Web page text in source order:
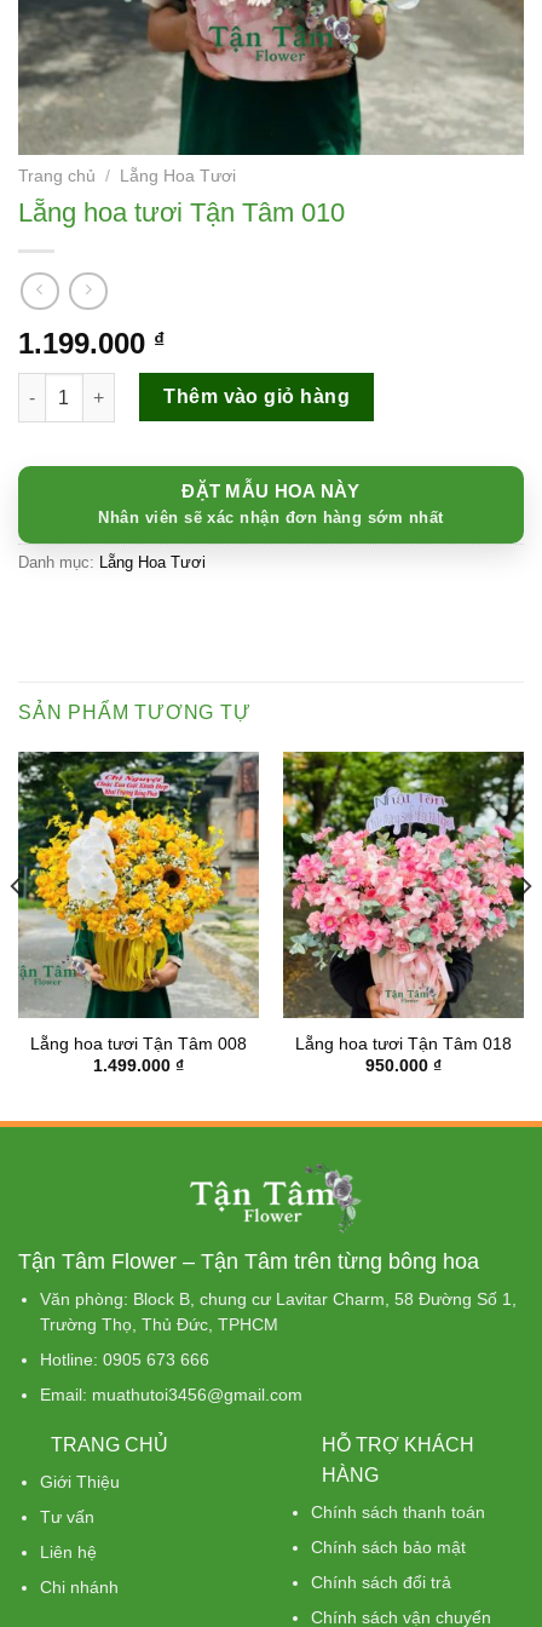
Trang chủ / Lẵng Hoa Tươi
Lẵng hoa tươi Tận Tâm 010
1.199.000 ₫
Lẵng hoa tươi Tận Tâm 010 số lượng
Thêm vào giỏ hàng
ĐẶT MẪU HOA NÀY
Nhân viên sẽ xác nhận đơn hàng sớm nhất
Danh mục: Lẵng Hoa Tươi
SẢN PHẨM TƯƠNG TỰ
Lẵng hoa tươi Tận Tâm 008
1.499.000 ₫
Lẵng hoa tươi Tận Tâm 018
950.000 ₫
Tận Tâm Flower – Tận Tâm trên từng bông hoa
Văn phòng: Block B, chung cư Lavitar Charm, 58 Đường Số 1,
Trường Thọ, Thủ Đức, TPHCM
Hotline: 0905 673 666
Email: muathutoi3456@gmail.com
TRANG CHỦ
Giới Thiệu
Tư vấn
Liên hệ
Chi nhánh
HỖ TRỢ KHÁCH
HÀNG
Chính sách thanh toán
Chính sách bảo mật
Chính sách đổi trả
Chính sách vận chuyển